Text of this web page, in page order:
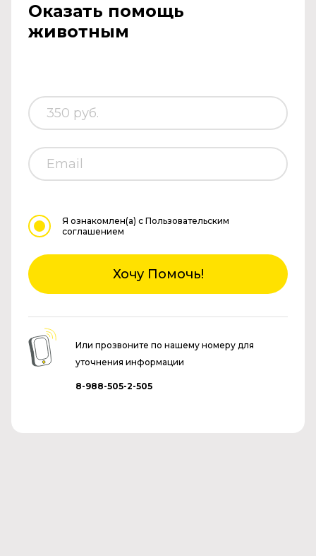
Оказать помощь
животным
Я ознакомлен(а) с Пользовательским
соглашением
Хочу Помочь!
Или прозвоните по нашему номеру для
уточнения информации
8-988-505-2-505